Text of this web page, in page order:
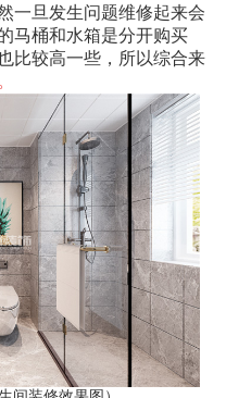
一旦发生问题维修起来会
马桶和水箱是分开购买
比较高一些，所以综合来